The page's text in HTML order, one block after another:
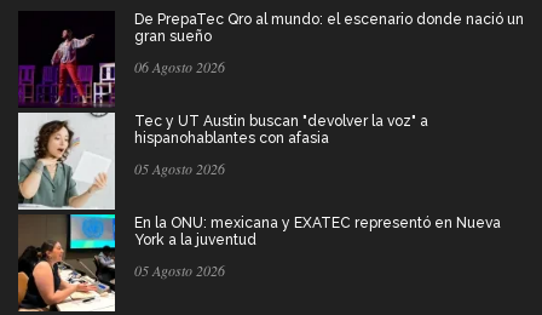
De PrepaTec Qro al mundo: el escenario donde nació un
gran sueño
06 Agosto 2026
Tec y UT Austin buscan "devolver la voz" a
hispanohablantes con afasia
05 Agosto 2026
En la ONU: mexicana y EXATEC representó en Nueva
York a la juventud
05 Agosto 2026